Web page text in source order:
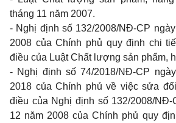
tháng 11 năm 2007.
- Nghị định số 132/2008/NĐ-CP
2008 của Chính phủ quy định chi
điều của Luật Chất lượng sản phẩm,
- Nghị định số74/2018/NĐ-CP
2018 của Chính phủvề việc sửa
điều của Nghị định số 132/2008/NĐ-
12 năm 2008 của Chính phủ quy